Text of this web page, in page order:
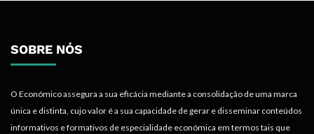
SOBRE NÓS
O Económico assegura a sua eficácia mediante a consolidação de uma marca
única e distinta, cujo valor é a sua capacidade de gerar e disseminar conteúdos
informativos e formativos de especialidade económica em termos tais que